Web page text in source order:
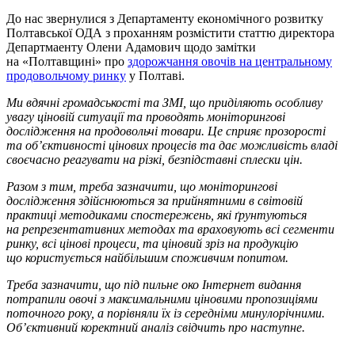
До нас звернулися з Департаменту економічного розвитку
Полтавської ОДА з проханням розмістити статтю директора
Департмаенту Олени Адамович щодо замітки
на «Полтавщині» про здорожчання овочів на центральному
продовольчому ринку у Полтаві.
Ми вдячні громадськості та ЗМІ, що приділяють особливу
увагу ціновій ситуації та проводять моніторингові
дослідження на продовольчі товари. Це сприяє прозорості
та об’єктивності цінових процесів та дає можливість владі
своєчасно реагувати на різкі, безпідставні сплески цін.
Разом з тим, треба зазначити, що моніторингові
дослідження здійснюються за прийнятними в світовій
практиці методиками спостережень, які ґрунтуються
на репрезентативних методах та враховують всі сегменти
ринку, всі цінові процеси, та ціновий зріз на продукцію
що користується найбільшим споживчим попитом.
Треба зазначити, що під пильне око Інтернет видання
потрапили овочі з максимальними ціновими пропозиціями
поточного року, а порівняли їх із середніми минулорічними.
Об’єктивний коректний аналіз свідчить про наступне.